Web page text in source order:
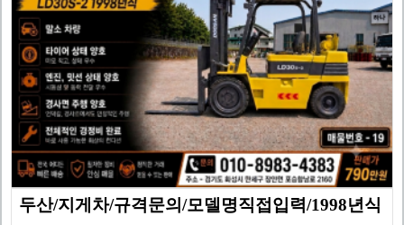
두산/지게차/규격문의/모델명직접입력/1998년식